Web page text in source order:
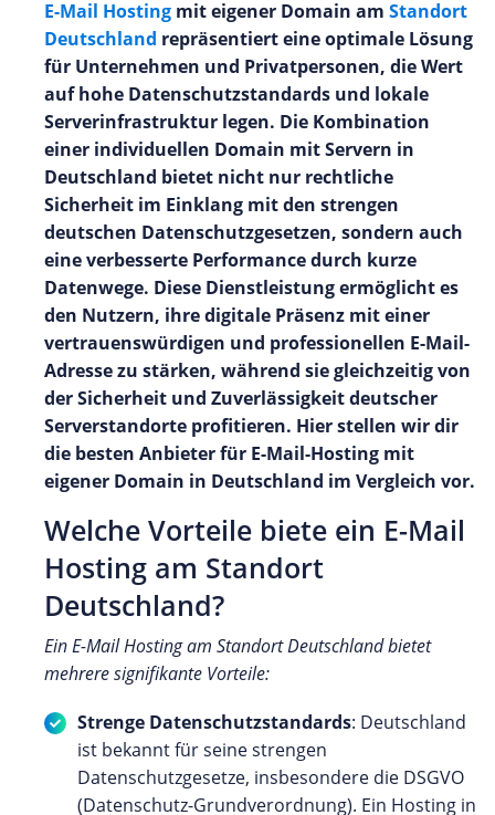
E-Mail Hosting mit eigener Domain am Standort
Deutschland repräsentiert eine optimale Lösung
für Unternehmen und Privatpersonen, die Wert
auf hohe Datenschutzstandards und lokale
Serverinfrastruktur legen. Die Kombination
einer individuellen Domain mit Servern in
Deutschland bietet nicht nur rechtliche
Sicherheit im Einklang mit den strengen
deutschen Datenschutzgesetzen, sondern auch
eine verbesserte Performance durch kurze
Datenwege. Diese Dienstleistung ermöglicht es
den Nutzern, ihre digitale Präsenz mit einer
vertrauenswürdigen und professionellen E-Mail-
Adresse zu stärken, während sie gleichzeitig von
der Sicherheit und Zuverlässigkeit deutscher
Serverstandorte profitieren. Hier stellen wir dir
die besten Anbieter für E-Mail-Hosting mit
eigener Domain in Deutschland im Vergleich vor.
Welche Vorteile biete ein E-Mail
Hosting am Standort
Deutschland?
Ein E-Mail Hosting am Standort Deutschland bietet
mehrere signifikante Vorteile:
Strenge Datenschutzstandards: Deutschland
ist bekannt für seine strengen
Datenschutzgesetze, insbesondere die DSGVO
(Datenschutz-Grundverordnung). Ein Hosting in